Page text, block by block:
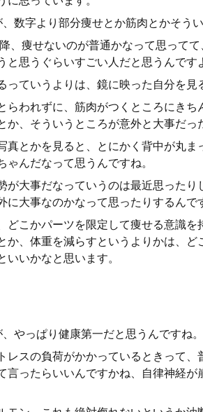
数字より部分痩せとか筋肉とかそう
、痩せないのが普通かなって思って
と思うぐらいすごい人だと思うんです
っていうよりは、鏡に映った自分を見
らわれずに、筋肉がつくところにき
か、そういうところが意外と大事だっ
真とかを見ると、とにかく背中が丸
ゃんだなって思うんですね。
が大事だなっていうのは最近思った
に大事なのかなって思ったりするんで
どこかパーツを限定して痩せる意識
か、体重を減らすというよりかは、
いいかなと思います。
やっぱり健康第一だと思うんですね。
レスの負荷がかかっているときって
言ったらいいんですかね、自律神経